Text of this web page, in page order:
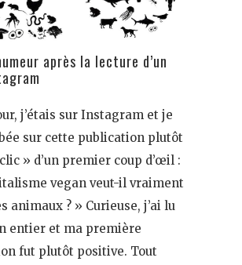
après la lecture d’un
j’étais sur Instagram et je
sur cette publication plutôt
» d’un premier coup d’œil :
vegan veut-il vraiment
animaux ? » Curieuse, j’ai lu
entier et ma première
fut plutôt positive. Tout